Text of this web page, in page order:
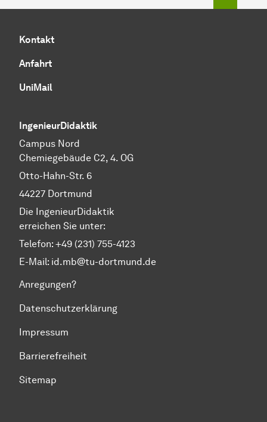
Kontakt
Anfahrt
UniMail
IngenieurDidaktik
Campus Nord
Chemiegebäude C2, 4. OG
Otto-Hahn-Str. 6
44227 Dortmund
Die IngenieurDidaktik
erreichen Sie unter:
Telefon: +49 (231) 755-4123
E-Mail: id.mb@tu-dortmund.de
Anregungen?
Datenschutzerklärung
Impressum
Barrierefreiheit
Sitemap